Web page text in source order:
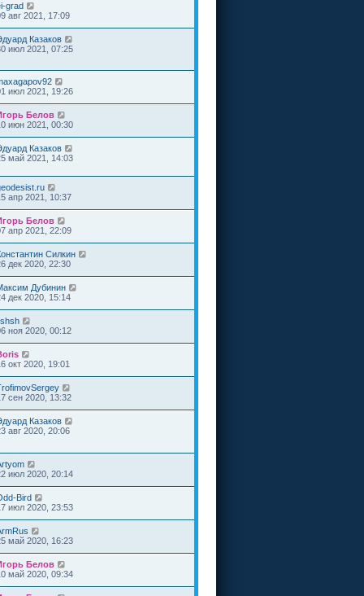
grad
авг 2021, 17:09
Казаков
июл 2021, 07:25
июл 2021, 19:26
Белов
июн 2021, 00:30
Казаков
май 2021, 14:03
апр 2021, 10:37
Белов
апр 2021, 22:09
Силкин
дек 2020, 22:30
Дубинин
дек 2020, 15:14
ноя 2020, 00:12
окт 2020, 19:01
сен 2020, 13:32
Казаков
авг 2020, 20:06
июл 2020, 20:14
Bird
июл 2020, 23:53
май 2020, 16:23
Белов
май 2020, 09:34